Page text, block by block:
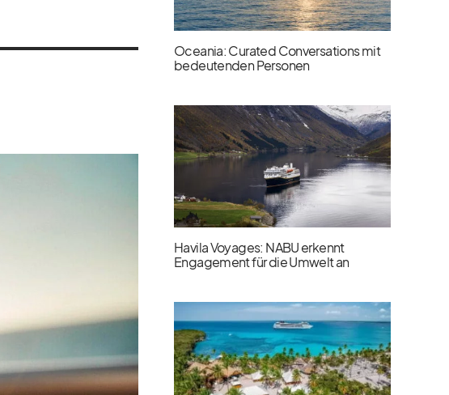
Oceania: Curated Conversations mit
bedeutenden Personen
Havila Voyages: NABU erkennt
Engagement für die Umwelt an